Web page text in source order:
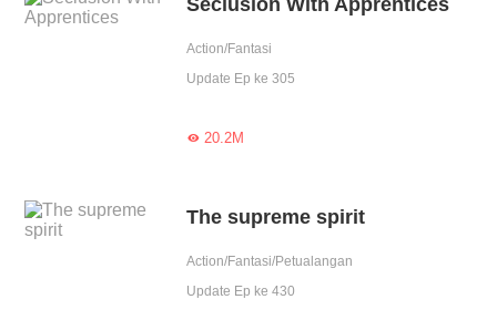
Seclusion With Apprentices
Action/Fantasi
Update Ep ke 305
20.2M
The supreme spirit
Action/Fantasi/Petualangan
Update Ep ke 430